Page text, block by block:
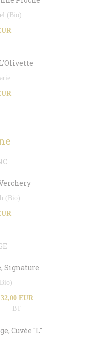
(Bio)
(Bio)
Signature
32,00 EUR
BT
Cuvée "L"